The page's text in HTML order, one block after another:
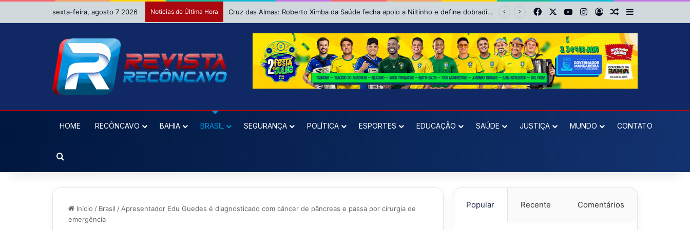
sexta-feira, agosto 7 2026 Notícias de Última Hora No Barradão é diferente: Vitória dá show, vira sobre Athletico-PR e avança às quartas da Copa do Brasil FacebookYouTubeInstagram
EntrarArtigo aleatório
Barra Lateral
HOME RECÔNCAVO BAHIA BRASIL SEGURANÇA POLÍTICA ESPORTES EDUCAÇÃO SAÚDE JUSTIÇA MUNDO CONTATO
Procurar por
Início / Brasil / Apresentador Edu Guedes é diagnosticado com câncer de pâncreas e passa por cirurgia de
emergência
Popular Recente Comentários